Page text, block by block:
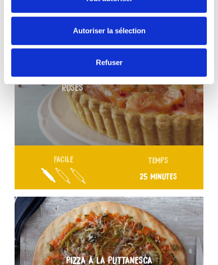
Autoriser la sélection
Refuser
TARTE SAUMON ET BAIES
ROSES
FACILE TEMPS
25 MINUTES
PIZZA À LA PUTTANESCA